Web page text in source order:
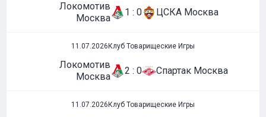
Локомотив
Москва
1 : 0 ЦСКА Москва
11.07.2026 Клуб Товарищеские Игры
Локомотив
Москва
2 : 0 Спартак Москва
11.07.2026 Клуб Товарищеские Игры